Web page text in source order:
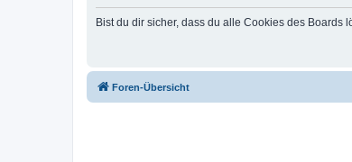
Bist du dir sicher, dass du alle Cookies des Boards
Foren-Übersicht